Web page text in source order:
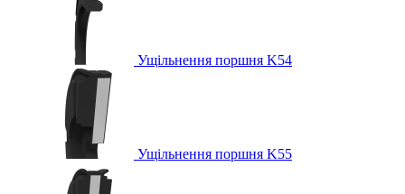
Ущільнення поршня K54
Ущільнення поршня K55